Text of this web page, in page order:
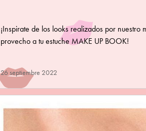
¡Inspirate de los looks realizados por nuestro
provecho a tu estuche MAKE UP BOOK!
26 septiembre 2022